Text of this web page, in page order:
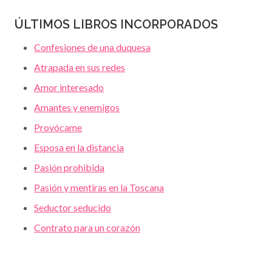
ÚLTIMOS LIBROS INCORPORADOS
Confesiones de una duquesa
Atrapada en sus redes
Amor interesado
Amantes y enemigos
Provócame
Esposa en la distancia
Pasión prohibida
Pasión y mentiras en la Toscana
Seductor seducido
Contrato para un corazón